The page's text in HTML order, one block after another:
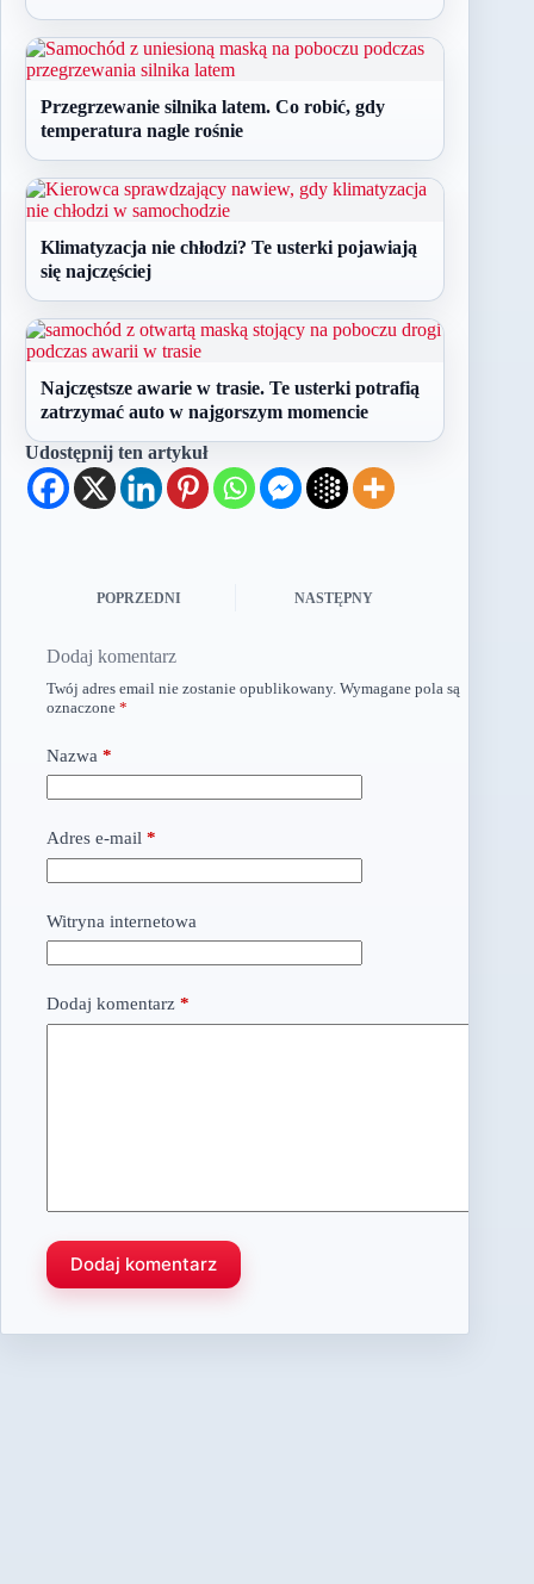
Przegrzewanie silnika latem. Co robić, gdy
temperatura nagle rośnie
Klimatyzacja nie chłodzi? Te usterki pojawiają
się najczęściej
Najczęstsze awarie w trasie. Te usterki potrafią
zatrzymać auto w najgorszym momencie
Udostępnij ten artykuł
POPRZEDNI NASTĘPNY
Dodaj komentarz
Twój adres email nie zostanie opublikowany. Wymagane pola są
oznaczone *
Nazwa *
Adres e-mail *
Witryna internetowa
Dodaj komentarz *
Dodaj komentarz